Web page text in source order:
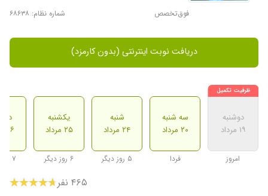
فوق‌تخصص شماره نظام: ۶۸۶۳۸
دریافت نوبت اینترنتی (بدون کارمزد)
دوشنبه
۱۹ مرداد
امروز
سه شنبه
۲۰ مرداد
فردا
شنبه
۲۴ مرداد
۵ روز دیگر
یکشنبه
۲۵ مرداد
۶ روز دیگر
۲۶ مرداد
۷ روز دیگر
۴۶۵ نفر